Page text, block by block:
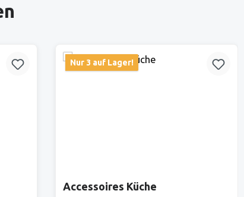
Nur 3 auf Lager!
Accessoires Küche